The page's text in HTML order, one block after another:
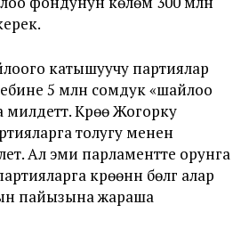
катышуучу партиялар
5 млн сомдук «шайлоо
милдеттүү. Күрөө Жогорку
толугу менен
Ал эми парламентте орунга
күрөөнүн бөлүгү алар
пайызына жараша